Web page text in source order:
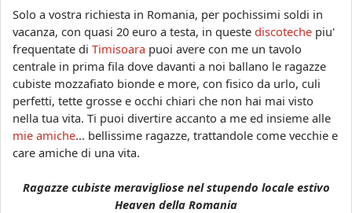
r
a
Solo a vostra richiesta in Romania, per pochissimi soldi in
vacanza, con quasi 20 euro a testa, in queste discoteche piu'
frequentate di Timisoara puoi avere con me un tavolo
centrale in prima fila dove davanti a noi ballano le ragazze
cubiste mozzafiato bionde e more, con fisico da urlo, culi
perfetti, tette grosse e occhi chiari che non hai mai visto
nella tua vita. Ti puoi divertire accanto a me ed insieme alle
mie amiche... bellissime ragazze, trattandole come vecchie e
care amiche di una vita.
Ragazze cubiste meravigliose nel stupendo locale estivo
Heaven della Romania